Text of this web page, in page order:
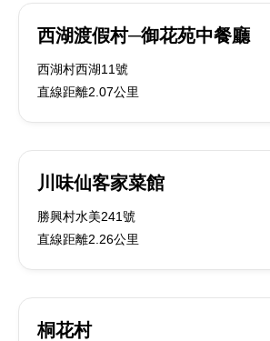
西湖渡假村─御花苑中餐廳
西湖村西湖11號
直線距離2.07公里
川味仙客家菜館
勝興村水美241號
直線距離2.26公里
桐花村